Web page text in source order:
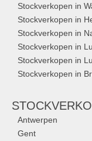
Stockverkopen in
Stockverkopen in
Stockverkopen in
Stockverkopen in
Stockverkopen in
Stockverkopen in
Antwerpen
Gent